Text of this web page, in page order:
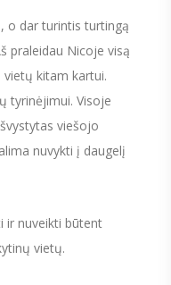
o dar turintis turtingą
praleidau Nicoje visą
vietų kitam kartui.
tyrinėjimui. Visoje
viešojo
nuvykti į daugelį
ir nuveikti būtent
vietų.